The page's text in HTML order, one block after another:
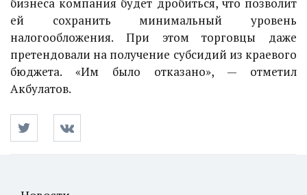
ей сохранить минимальный уровень
налогообложения. При этом торговцы даже
претендовали на получение субсидий из краевого
бюджета. «Им было отказано», — отметил
Акбулатов.